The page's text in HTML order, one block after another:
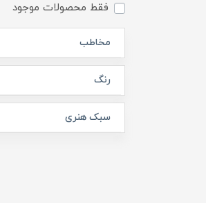
فقط محصولات موجود
مخاطب
رنگ‌
سبک هنری